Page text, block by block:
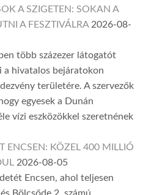
A SZIGETEN: SOKAN A
A FESZTIVÁLRA 2026-08-
több százezer látogatót
a hivatalos bejáratokon
területére. A szervezők
egyesek a Dunán
vízi eszközökkel szeretnének
ENCSEN: KÖZEL 400 MILLIÓ
2026-08-05
Encsen, ahol teljesen